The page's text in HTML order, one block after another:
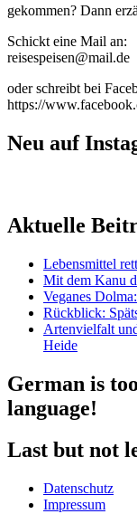
gekommen? Dann
Schickt eine Mail an:
reisespeisen@mail.de
oder schreibt bei
https://
Neu auf
Aktuelle
Lebensmittel
Mit dem Kanu
Veganes
Rückblick:
Artenvielfalt
Heide
German is
language!
Last but not
Datenschutz
Impressum